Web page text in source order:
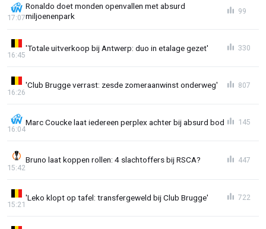
Ronaldo doet monden openvallen met absurd
miljoenenpark
17:07
99
'Totale uitverkoop bij Antwerp: duo in etalage gezet'
16:45
330
'Club Brugge verrast: zesde zomeraanwinst onderweg'
16:26
807
Marc Coucke laat iedereen perplex achter bij absurd bod
16:04
145
Bruno laat koppen rollen: 4 slachtoffers bij RSCA?
15:42
447
'Leko klopt op tafel: transfergeweld bij Club Brugge'
15:21
722